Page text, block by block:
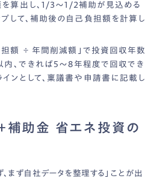
を算出し、1/3〜1/2補助が見込める
プして、補助後の自己負担額を計算し
担額 ÷ 年間削減額」で投資回収年数
内、できれば5〜8年程度で回収でき
インとして、稟議書や申請書に記載し
補助金 省エネ投資の
まず自社データを整理する」ことが出